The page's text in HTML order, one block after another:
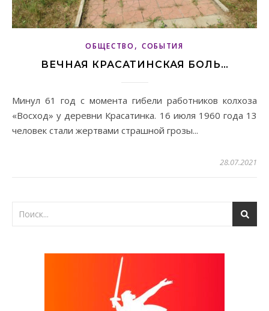
ОБЩЕСТВО , СОБЫТИЯ
ВЕЧНАЯ КРАСАТИНСКАЯ БОЛЬ…
Минул 61 год с момента гибели работников колхоза
«Восход» у деревни Красатинка. 16 июля 1960 года 13
человек стали жертвами страшной грозы...
28.07.2021